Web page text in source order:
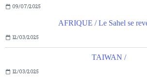
09/07/2025
AFRIQUE / Le Sahel se
12/03/2025
TAIWAN /
12/03/2025